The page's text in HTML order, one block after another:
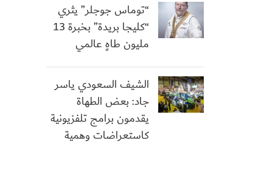
“توماس جوجلر” يثري
“كليجا بريدة” بخبرة 13
مليون طاهٍ عالمي
الشيف السعودي ياسر
جاد: بعض الطهاة
يقدمون برامج تلفزيونية
كاستعراضات وهمية